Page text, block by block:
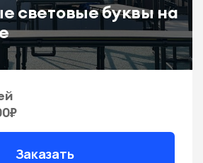
световые буквы на
Заказать